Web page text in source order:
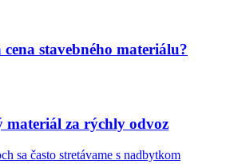
stavebného materiálu?
materiál za rýchly odvoz
sa často stretávame s nadbytkom